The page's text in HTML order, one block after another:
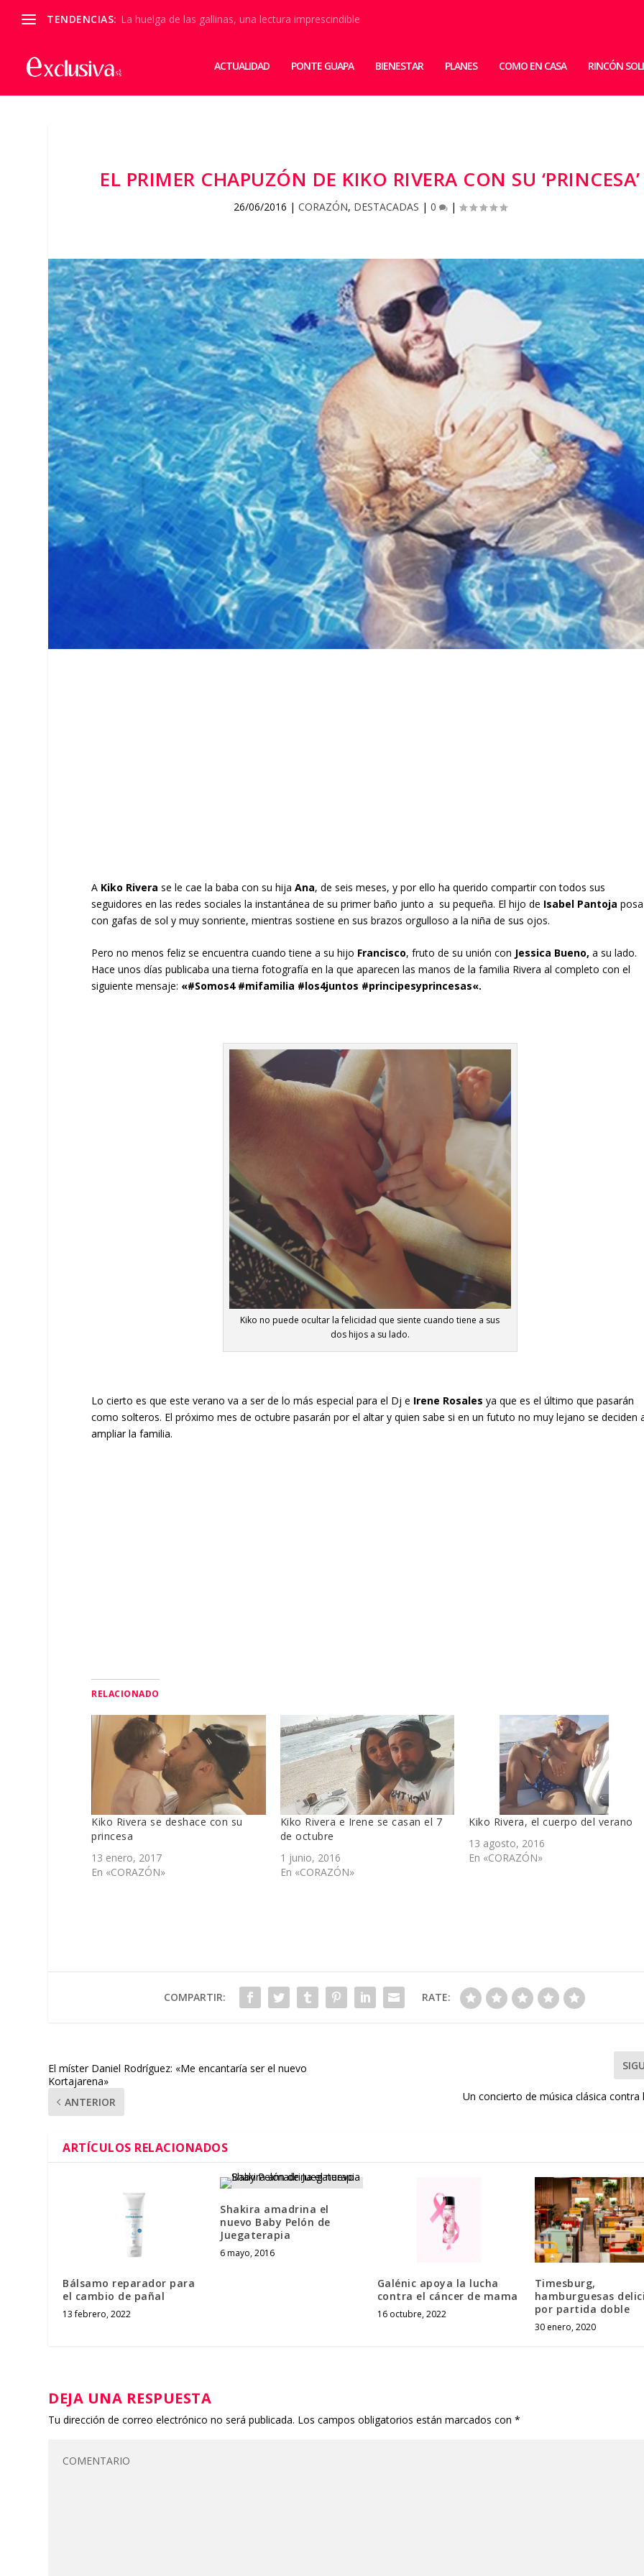
TENDENCIAS: La huelga de las gallinas, una lectura imprescindible
ACTUALIDAD PONTE GUAPA BIENESTAR PLANES COMO EN CASA RINCÓN
EL PRIMER CHAPUZÓN DE KIKO RIVERA CON SU ‘PRINCESA’
26/06/2016 | CORAZÓN, DESTACADAS | 0 |
A Kiko Rivera se le cae la baba con su hijaAna, de seis meses, y por ello ha querido compartir con todos sus
seguidores en las redes sociales la instantánea de su primer baño junto a su pequeña. El hijo de Isabel Pantoja posa
con gafas de sol y muy sonriente, mientras sostiene en sus brazos orgulloso a la niña de sus ojos.
Pero no menos feliz se encuentra cuando tiene a su hijo Francisco, fruto de su unión con Jessica Bueno, a su lado.
Hace unos días publicaba una tierna fotografía en la que aparecen las manos de la familia Rivera al completo con el
siguiente mensaje: «#Somos4 #mifamilia #los4juntos #principesyprincesas«.
Kiko no puede ocultar la felicidad que siente cuando tiene a sus
dos hijos a su lado.
Lo cierto es que este verano va a ser de lo más especial para el Dj e Irene Rosales ya que es el último que pasarán
como solteros. El próximo mes de octubre pasarán por el altar y quien sabe si en un fututo no muy lejano se deciden
ampliar la familia.
RELACIONADO
Kiko Rivera se deshace con su
princesa
13 enero, 2017
En «CORAZÓN»
Kiko Rivera e Irene se casan el 7
de octubre
1 junio, 2016
En «CORAZÓN»
Kiko Rivera, el cuerpo del verano
13 agosto, 2016
En «CORAZÓN»
COMPARTIR: RATE:
El míster Daniel Rodríguez: «Me encantaría ser el nuevo
Kortajarena»
ANTERIOR
Un concierto de música clásica contra
ARTÍCULOS RELACIONADOS
Bálsamo reparador para
el cambio de pañal
13 febrero, 2022
Shakira amadrina el
nuevo Baby Pelón de
Juegaterapia
6 mayo, 2016
Galénic apoya la lucha
contra el cáncer de mama
16 octubre, 2022
Timesburg,
hamburguesas
por partida doble
30 enero, 2020
DEJA UNA RESPUESTA
Tu dirección de correo electrónico no será publicada. Los campos obligatorios están marcados con*